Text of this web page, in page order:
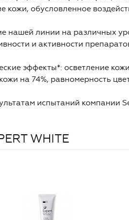
кожи, обусловленное
нашей линии на различных
и активности
эффекты*: осветление
на 74%, равномерность
испытаний компании
WHITE